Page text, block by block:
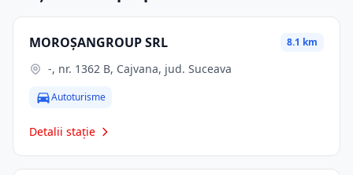
MOROŞANGROUP SRL 8.1 km
-, nr. 1362 B, Cajvana, jud. Suceava
Autoturisme
Detalii stație